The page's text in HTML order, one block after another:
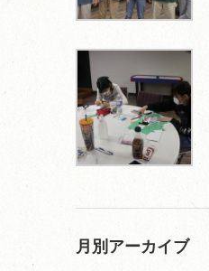
月別アーカイブ